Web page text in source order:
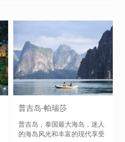
普吉岛-帕瑞莎
普吉岛，泰国最大海岛，迷人
的海岛风光和丰富的现代享受